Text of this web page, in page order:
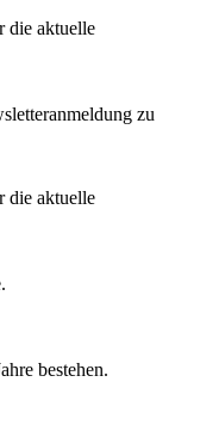
die aktuelle
zu
die aktuelle
bestehen.